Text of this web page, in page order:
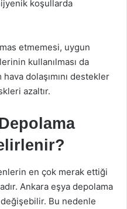
koşullarda
etmemesi, uygun
kullanılması da
dolaşımını destekler
azaltır.
en çok merak ettiği
Ankara eşya depolama
Bu nedenle